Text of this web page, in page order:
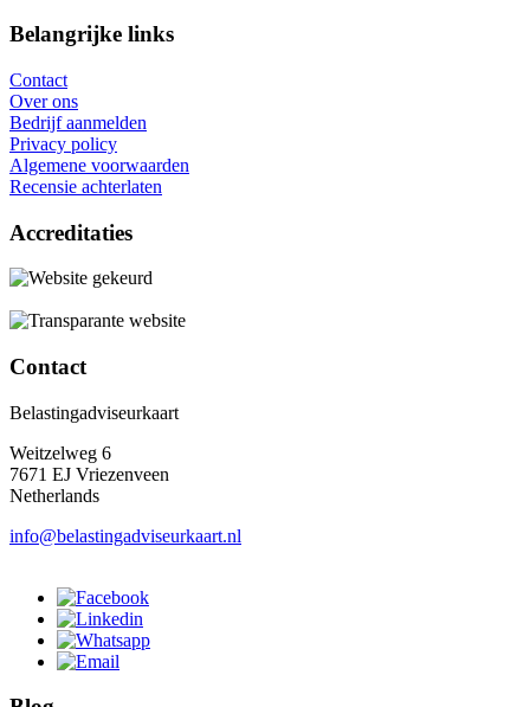
Belangrijke links
Contact
Over ons
Bedrijf aanmelden
Privacy policy
Algemene voorwaarden
Recensie achterlaten
Accreditaties
Contact
Belastingadviseurkaart
Weitzelweg 6
7671 EJ Vriezenveen
Netherlands
info@belastingadviseurkaart.nl